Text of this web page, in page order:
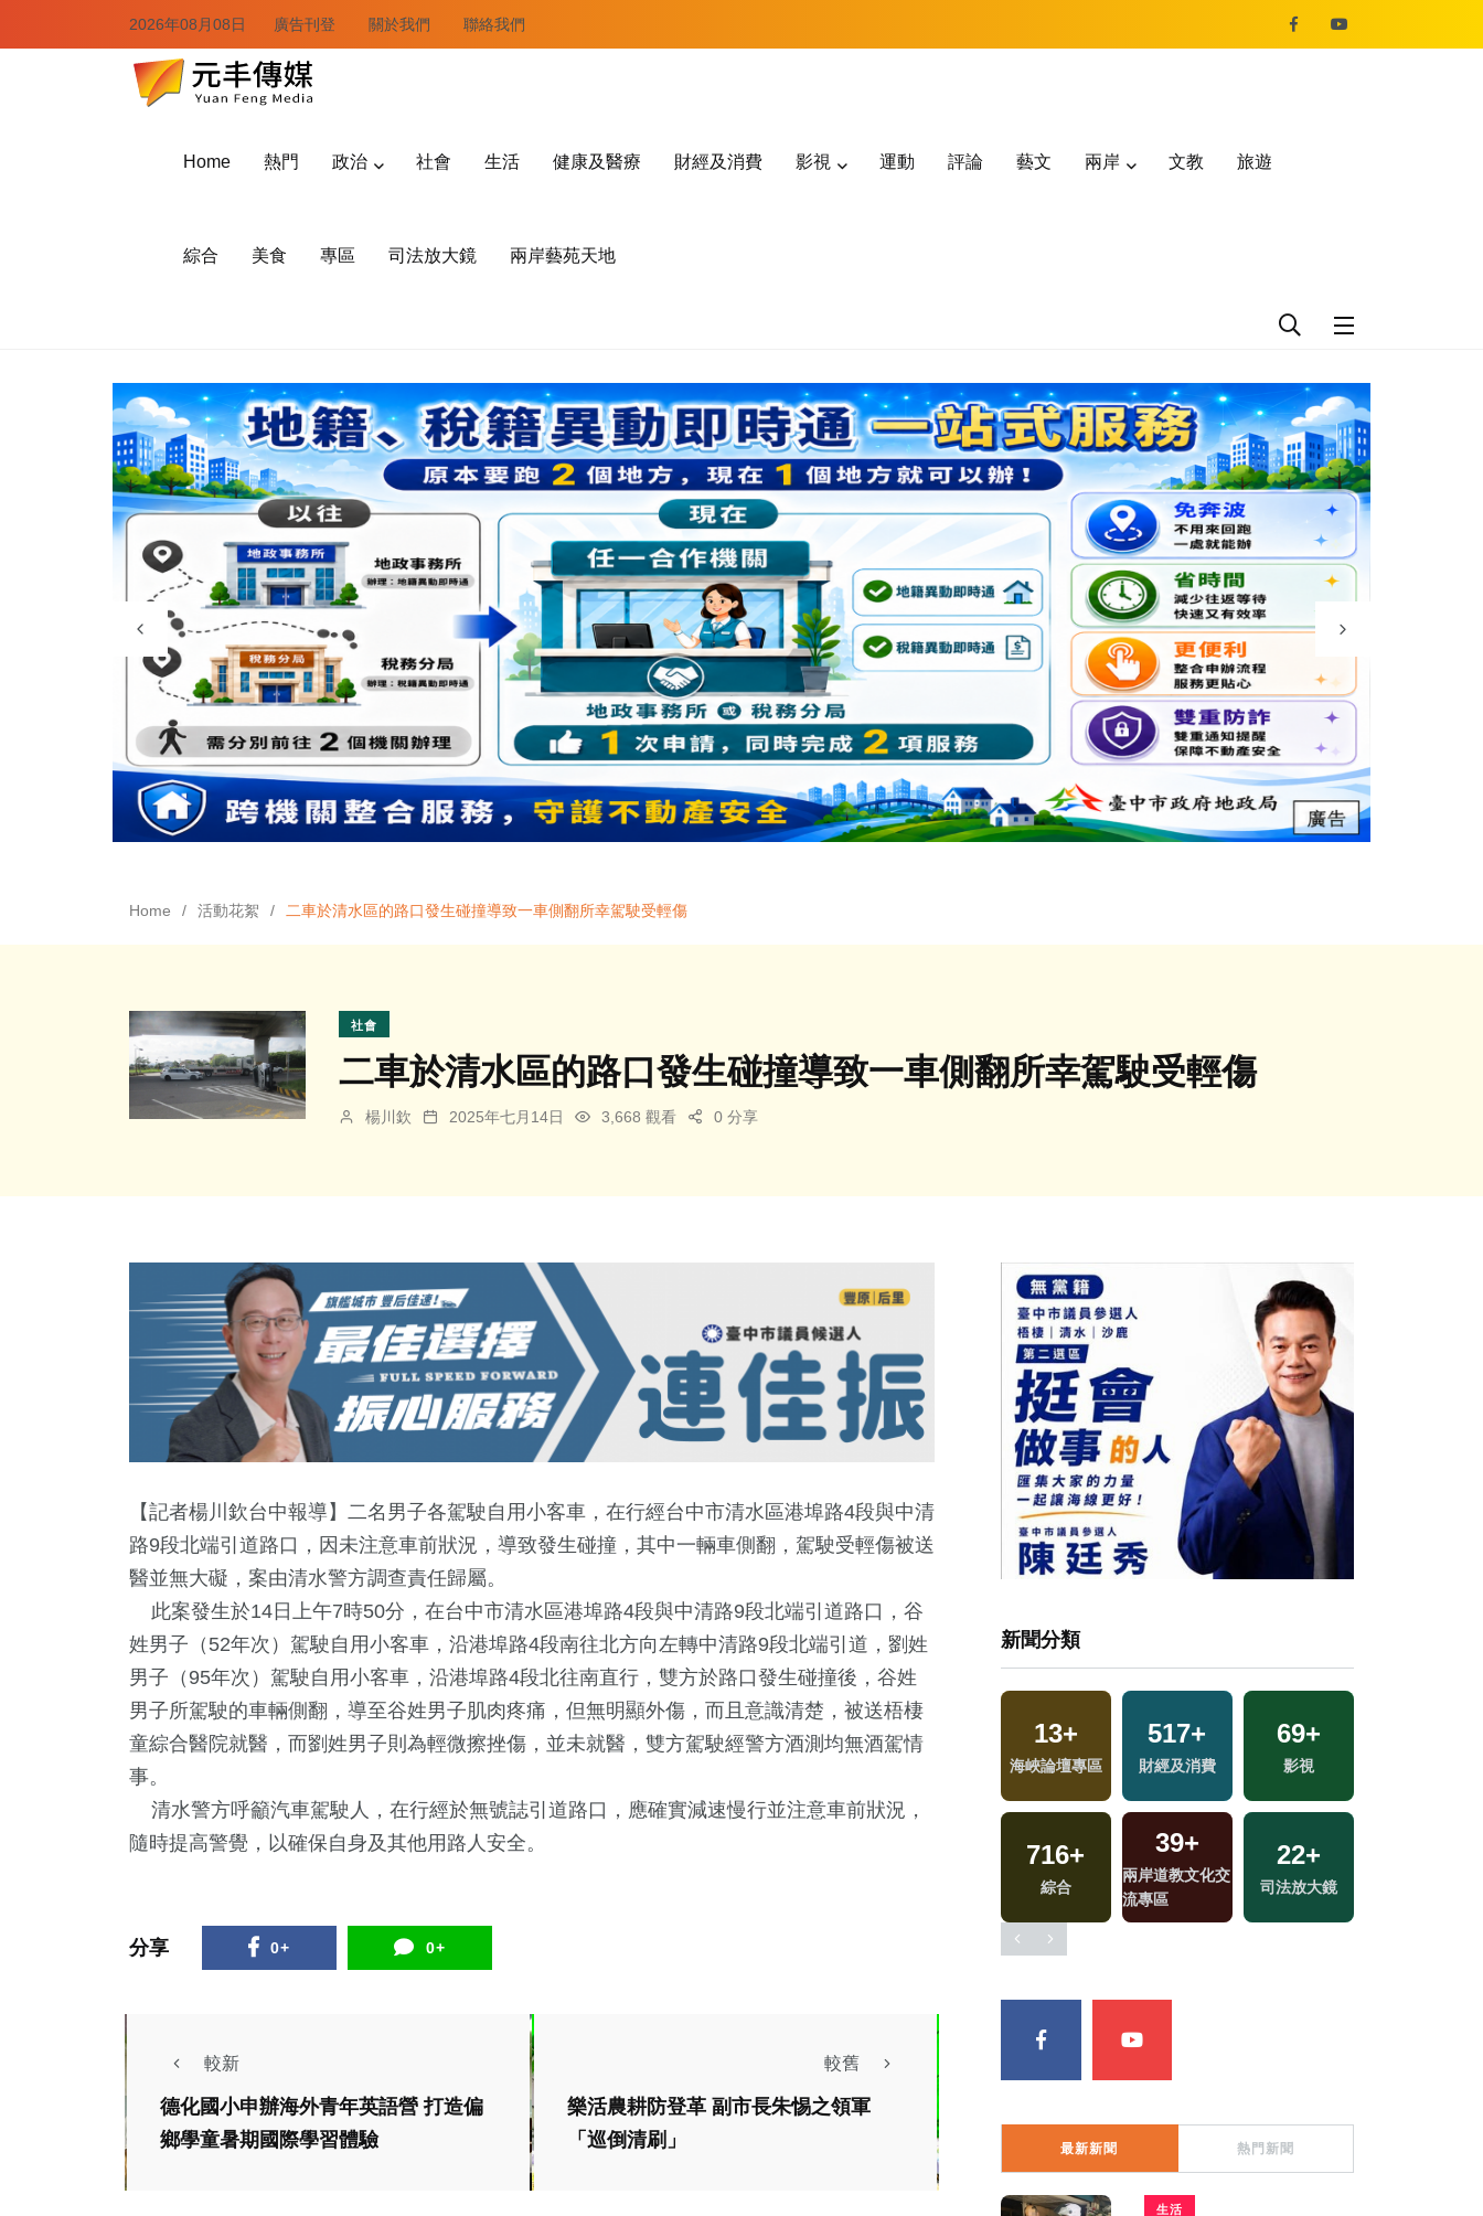
2026年08月08日 廣告刊登 關於我們 聯絡我們
Home 熱門 政治 社會 生活 健康及醫療 財經及消費 影視 運動 評論 藝文 兩岸 文教 旅遊
綜合 美食 專區 司法放大鏡 兩岸藝苑天地
Home 活動花絮 二車於清水區的路口發生碰撞導致一車側翻所幸駕駛受輕傷
社會
二車於清水區的路口發生碰撞導致一車側翻所幸駕駛受輕傷
楊川欽 2025年七月14日 3,668 觀看 0 分享
【記者楊川欽台中報導】二名男子各駕駛自用小客車，在行經台中市清水區港埠路4段與中清
路9段北端引道路口，因未注意車前狀況，導致發生碰撞，其中一輛車側翻，駕駛受輕傷被送
醫並無大礙，案由清水警方調查責任歸屬。
此案發生於14日上午7時50分，在台中市清水區港埠路4段與中清路9段北端引道路口，谷
姓男子（52年次）駕駛自用小客車，沿港埠路4段南往北方向左轉中清路9段北端引道，劉姓
男子（95年次）駕駛自用小客車，沿港埠路4段北往南直行，雙方於路口發生碰撞後，谷姓
男子所駕駛的車輛側翻，導至谷姓男子肌肉疼痛，但無明顯外傷，而且意識清楚，被送梧棲
童綜合醫院就醫，而劉姓男子則為輕微擦挫傷，並未就醫，雙方駕駛經警方酒測均無酒駕情
事。
清水警方呼籲汽車駕駛人，在行經於無號誌引道路口，應確實減速慢行並注意車前狀況，
隨時提高警覺，以確保自身及其他用路人安全。
分享 0+ 0+
較新
德化國小申辦海外青年英語營 打造偏
鄉學童暑期國際學習體驗
較舊
樂活農耕防登革 副市長朱惕之領軍
「巡倒清刷」
社會 生活
新聞分類
407+
旅遊
1620+
+ 75+
173+ 1+ 18+ 1424+ 264 13+
海峽論壇專區
517+
財經及消費
69+
影視
716+
綜合
39+
兩岸道教文化交
流專區
22+
司法放大鏡
最新新聞 熱門新聞
生活